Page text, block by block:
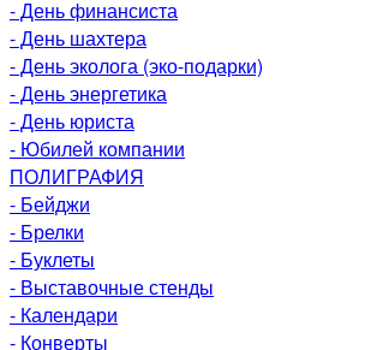
- День финансиста
- День шахтера
- День эколога (эко-подарки)
- День энергетика
- День юриста
- Юбилей компании
ПОЛИГРАФИЯ
- Бейджи
- Брелки
- Буклеты
- Выставочные стенды
- Календари
- Конверты